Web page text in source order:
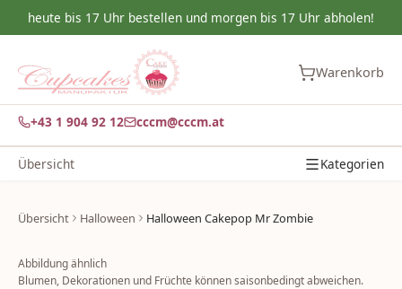
heute bis 17 Uhr bestellen und morgen bis 17 Uhr abholen!
Warenkorb
+43 1 904 92 12 cccm@cccm.at
Übersicht Kategorien
Übersicht Halloween Halloween Cakepop Mr Zombie
Abbildung ähnlich
Blumen, Dekorationen und Früchte können saisonbedingt abweichen.